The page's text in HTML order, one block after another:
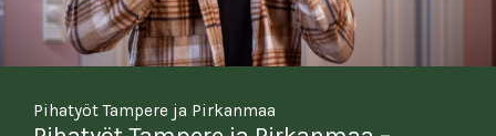
Pihatyöt Tampere ja Pirkanmaa